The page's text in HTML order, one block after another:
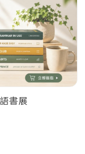
書展